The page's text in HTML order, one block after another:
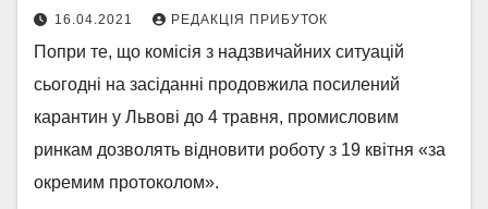
16.04.2021 РЕДАКЦІЯ ПРИБУТОК
Попри те, що комісія з надзвичайних ситуацій
сьогодні на засіданні продовжила посилений
карантин у Львові до 4 травня, промисловим
ринкам дозволять відновити роботу з 19 квітня «за
окремим протоколом».